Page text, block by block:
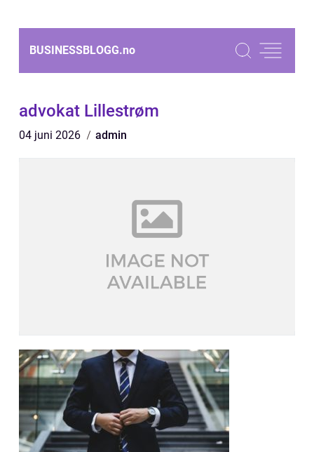
BUSINESSBLOGG.no
advokat Lillestrøm
04 juni 2026 admin